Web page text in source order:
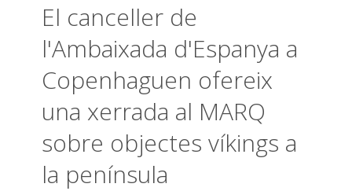
El canceller de
l'Ambaixada d'Espanya a
Copenhaguen ofereix
una xerrada al MARQ
sobre objectes víkings a
la península